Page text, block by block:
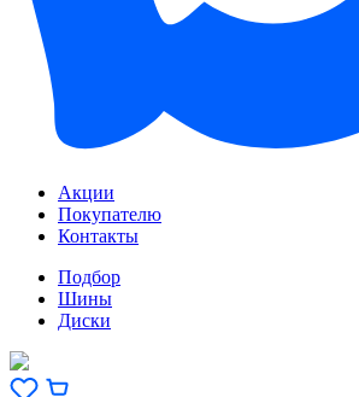
Акции
Покупателю
Контакты
Подбор
Шины
Диски